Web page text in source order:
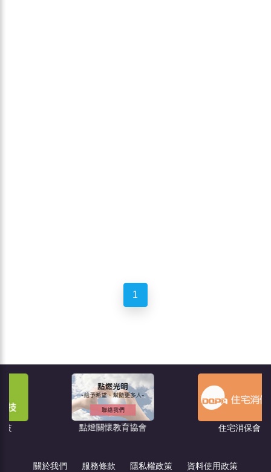
1
點燈關懷教育協會 住宅消保會
關於我們 服務條款 隱私權政策 資料使用政策